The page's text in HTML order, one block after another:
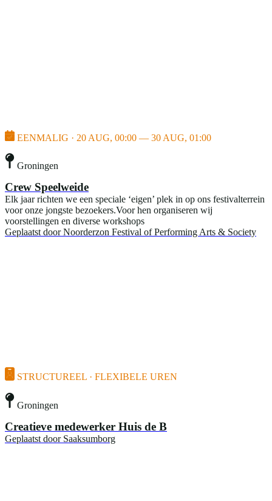
EENMALIG · 20 AUG, 00:00 — 30 AUG, 01:00
Groningen
Crew Speelweide
Elk jaar richten we een speciale ‘eigen’ plek in op ons festivalterrein
voor onze jongste bezoekers.Voor hen organiseren wij
voorstellingen en diverse workshops
Geplaatst door Noorderzon Festival of Performing Arts & Society
STRUCTUREEL · FLEXIBELE UREN
Groningen
Creatieve medewerker Huis de B
Geplaatst door Saaksumborg